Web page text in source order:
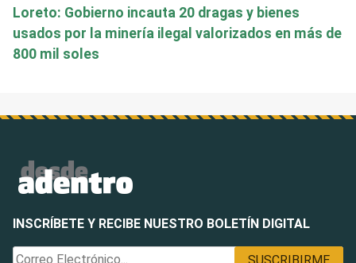
Loreto: Gobierno incauta 20 dragas y bienes
usados por la minería ilegal valorizados en más de
800 mil soles
INSCRÍBETE Y RECIBE NUESTRO BOLETÍN DIGITAL